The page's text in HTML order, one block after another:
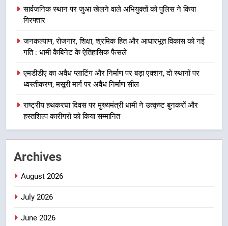
दिल्ली-देहरादून आर्थिक कॉरिडोर से जुड़ी
का डीएम ने किया निरीक्षण; समयबद्ध एवं
गुणवत्तापूर्ण निर्माण सुनिश्चित करने के
नहींः डीएम
उत्तराखण्ड
खेल महाकुंभ 2026ः 01 सितंबर से सजेगा
न्याय पंचायत से राज्य स्तर तक होगा
प्रतिभा का प्रदर्शन
उत्तराखण्ड
3
सार्वजनिक स्थान पर जुआ खेलने वाले अभियुक्तों को पुलिस ने किया
गिरफ्तार
जनकल्याण, रोजगार, शिक्षा, श्रमिक हित और आधारभूत विकास को नई
गति : धामी कैबिनेट के ऐतिहासिक फैसले
एमडीडीए का अवैध प्लाटिंग और निर्माण पर बड़ा एक्शन, दो स्थानों पर
ध्वस्तीकरण, मसूरी मार्ग पर अवैध निर्माण सील
राष्ट्रीय हथकरघा दिवस पर मुख्यमंत्री धामी ने उत्कृष्ट बुनकरों और
हस्तशिल्प कारीगरों को किया सम्मानित
Archives
August 2026
July 2026
June 2026